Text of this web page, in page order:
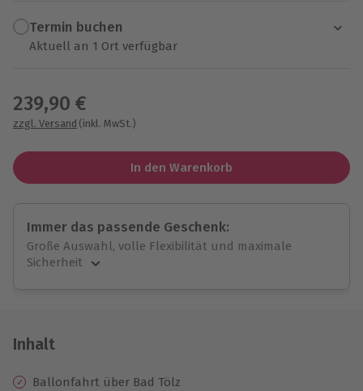
Termin buchen
Aktuell an 1 Ort verfügbar
239,90 €
zzgl. Versand (inkl. MwSt.)
In den Warenkorb
Immer das passende Geschenk:
Große Auswahl, volle Flexibilität und maximale
Sicherheit
Jeder Gutschein für alle Erlebnisse einlösbar.
10 Jahre gültig & verlängerbar.
Inhalt
Ballonfahrt über Bad Tölz